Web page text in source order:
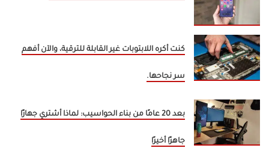
كنت أكره اللابتوبات غير القابلة للترقية، والآن أفهم
سر نجاحها.
بعد 20 عامًا من بناء الحواسيب: لماذا أشتري جهازًا
جاهزًا أخيرًا